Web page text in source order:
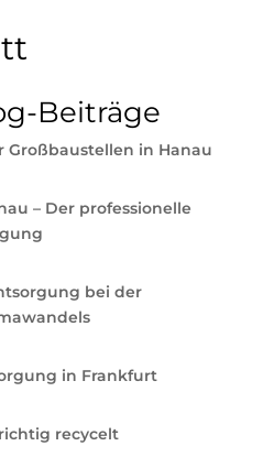
Beiträge
in Hanau
– Der professionelle
bei der
in Frankfurt
recycelt